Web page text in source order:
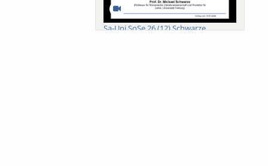
Sa-Uni SoSe 26 (12) Schwarze